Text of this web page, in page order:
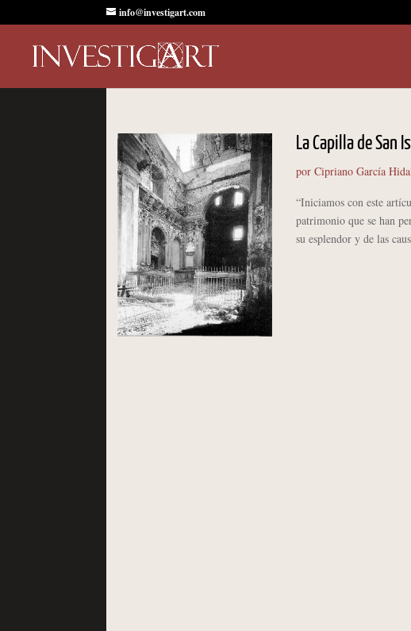
info@investigart.com
La Capilla de San
por Cipriano García
“Iniciamos con este
patrimonio que se han
su esplendor y de las